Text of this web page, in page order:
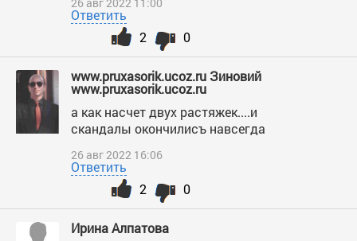
Ответить
0
2
www.pruxasorik.ucoz.ru Зиновий
www.pruxasorik.ucoz.ru
а как насчет двух растяжек....и
скандалы окончилисъ навсегда
26 авг 2022 16:06
Ответить
0
2
Ирина Алпатова